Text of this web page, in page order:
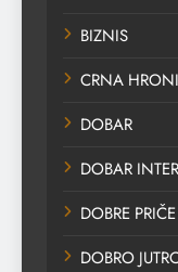
BIZNIS
CRNA
DOBAR
DOBAR
DOBRE PRIČE
DOBRO